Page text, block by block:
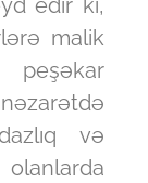
edir ki,
malik
və